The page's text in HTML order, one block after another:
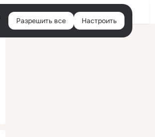
Войти
Разрешить все Настроить